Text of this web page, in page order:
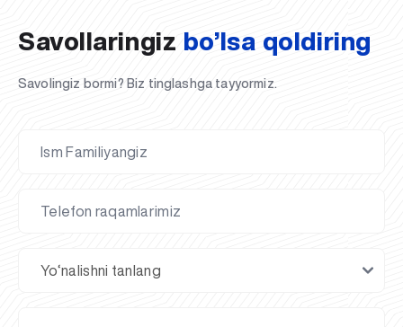
Savollaringiz bo’lsa qoldiring
Savolingiz bormi? Biz tinglashga tayyormiz.